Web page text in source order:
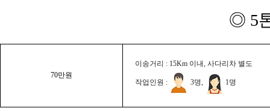
◎ 5
70만원
이송거리 : 15Km 이내, 사다리차 별도
작업인원 : 3명, 1명